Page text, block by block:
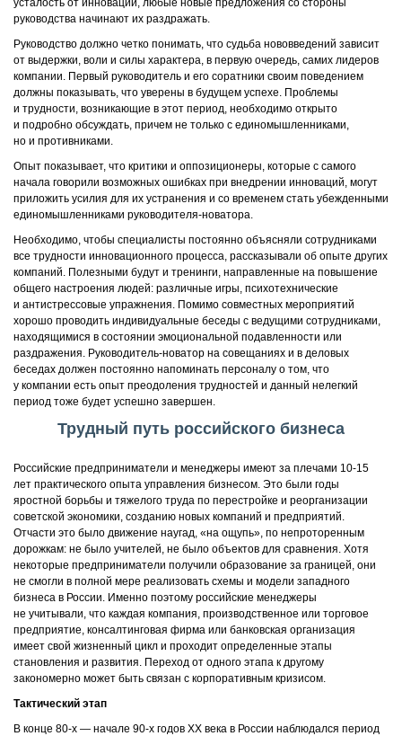
усталость от инноваций, любые новые предложения со стороны
руководства начинают их раздражать.
Руководство должно четко понимать, что судьба нововведений зависит
от выдержки, воли и силы характера, в первую очередь, самих лидеров
компании. Первый руководитель и его соратники своим поведением
должны показывать, что уверены в будущем успехе. Проблемы
и трудности, возникающие в этот период, необходимо открыто
и подробно обсуждать, причем не только с единомышленниками,
но и противниками.
Опыт показывает, что критики и оппозиционеры, которые с самого
начала говорили возможных ошибках при внедрении инноваций, могут
приложить усилия для их устранения и со временем стать убежденными
единомышленниками руководителя-новатора.
Необходимо, чтобы специалисты постоянно объясняли сотрудниками
все трудности инновационного процесса, рассказывали об опыте других
компаний. Полезными будут и тренинги, направленные на повышение
общего настроения людей: различные игры, психотехнические
и антистрессовые упражнения. Помимо совместных мероприятий
хорошо проводить индивидуальные беседы с ведущими сотрудниками,
находящимися в состоянии эмоциональной подавленности или
раздражения. Руководитель-новатор на совещаниях и в деловых
беседах должен постоянно напоминать персоналу о том, что
у компании есть опыт преодоления трудностей и данный нелегкий
период тоже будет успешно завершен.
Трудный путь российского бизнеса
Российские предприниматели и менеджеры имеют за плечами 10-15
лет практического опыта управления бизнесом. Это были годы
яростной борьбы и тяжелого труда по перестройке и реорганизации
советской экономики, созданию новых компаний и предприятий.
Отчасти это было движение наугад, «на ощупь», по непроторенным
дорожкам: не было учителей, не было объектов для сравнения. Хотя
некоторые предприниматели получили образование за границей, они
не смогли в полной мере реализовать схемы и модели западного
бизнеса в России. Именно поэтому российские менеджеры
не учитывали, что каждая компания, производственное или торговое
предприятие, консалтинговая фирма или банковская организация
имеет свой жизненный цикл и проходит определенные этапы
становления и развития. Переход от одного этапа к другому
закономерно может быть связан с корпоративным кризисом.
Тактический этап
В конце 80-х — начале 90-х годов ХХ века в России наблюдался период